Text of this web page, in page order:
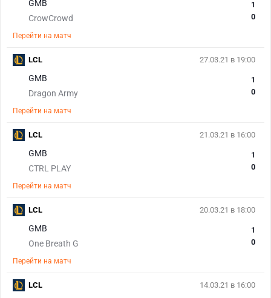
GMB
CrowCrowd
1
0
Перейти на матч
27.03.21 в 19:00
GMB
Dragon Army
1
0
Перейти на матч
LCL
21.03.21 в 16:00
GMB
CTRL PLAY
1
0
Перейти на матч
LCL
20.03.21 в 18:00
GMB
One Breath G
1
0
Перейти на матч
LCL
14.03.21 в 16:00
LCL